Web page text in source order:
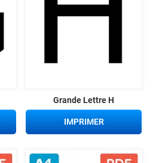
Grande Lettre H
IMPRIMER